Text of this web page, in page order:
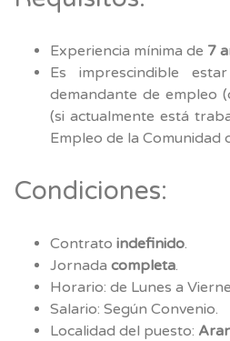
Experiencia mínima de 7
Es imprescindible
demandante de empleo
(si actualmente está
Empleo de la Comunidad
Condiciones:
Contrato indefinido.
Jornada completa.
Horario: de Lunes a
Salario: Según Convenio.
Localidad del puesto: